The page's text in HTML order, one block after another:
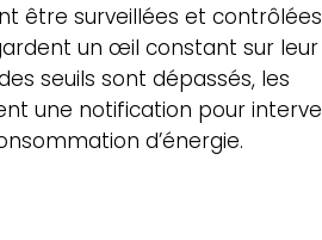
être surveillées et
un œil constant sur leur
seuils sont dépassés, les
une notification pour
d’énergie.